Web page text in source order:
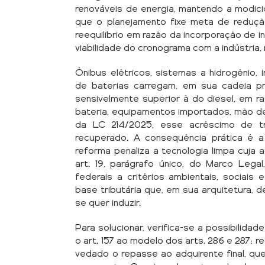
renováveis de energia, mantendo a
que o planejamento fixe meta de
reequilíbrio em razão da incorporação de
viabilidade do cronograma com a
Ônibus elétricos, sistemas a
de baterias carregam, em sua cadeia
sensivelmente superior à do diesel, em
bateria, equipamentos importados, mão
da LC 214/2025, esse acréscimo de
recuperado. A consequência prática
reforma penaliza a tecnologia limpa cuja
art. 19, parágrafo único, do Marco
federais a critérios ambientais, sociais
base tributária que, em sua arquitetura,
se quer induzir.
Para solucionar, verifica-se a
o art. 157 ao modelo dos arts. 286 e 287:
vedado o repasse ao adquirente final,